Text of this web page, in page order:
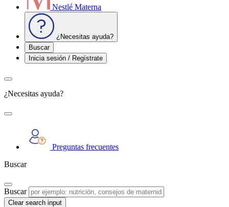
Nestlé Materna
¿Necesitas ayuda?
Buscar
Inicia sesión / Regístrate
¿Necesitas ayuda?
Preguntas frecuentes
Buscar
Buscar
Clear search input